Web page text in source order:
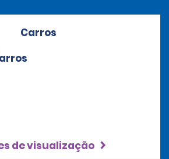
Carros
de visualização